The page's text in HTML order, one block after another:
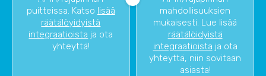
puitteissa. Katso lisää
räätälöyidyistä
integraatioista ja ota
yhteyttä!
mahdollisuuksien
mukaisesti. Lue lisää
räätälöidyistä
integraatioista ja ota
yhteyttä, niin sovitaan
asiasta!